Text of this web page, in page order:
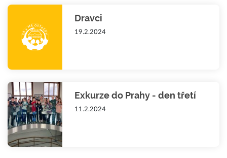
Dravci
19.2.2024
Exkurze do Prahy - den třetí
11.2.2024